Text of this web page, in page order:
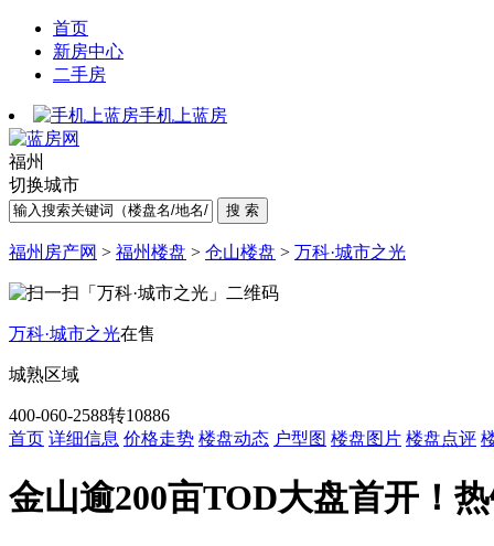
首页
新房中心
二手房
手机上蓝房
福州
切换城市
福州房产网 > 福州楼盘 > 仓山楼盘 > 万科·城市之光
万科·城市之光在售
城熟区域
400-060-2588转10886
首页 详细信息 价格走势 楼盘动态 户型图 楼盘图片 楼盘点评
金山逾200亩TOD大盘首开！